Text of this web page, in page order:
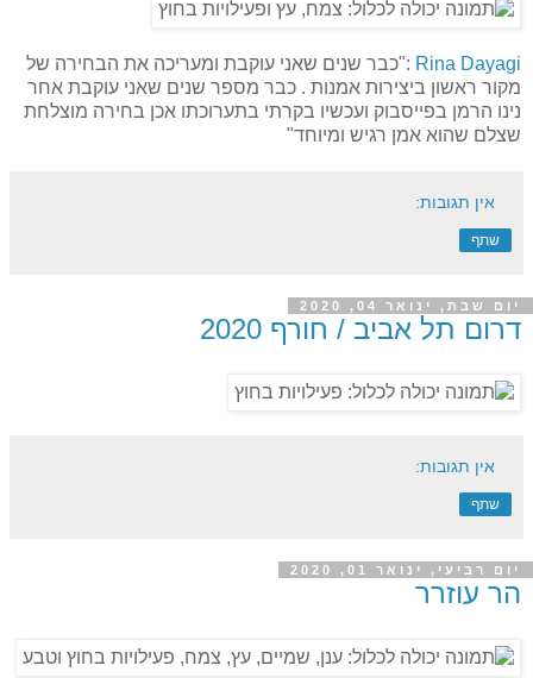
Rina Dayagi :"כבר שנים שאני עוקבת ומעריכה את הבחירה של
מקור ראשון ביצירות אמנות . כבר מספר שנים שאני עוקבת אחר
נינו הרמן בפייסבוק ועכשיו בקרתי בתערוכתו אכן בחירה מוצלחת
שצלם שהוא אמן רגיש ומיוחד"
אין תגובות:
שתף
יום שבת, ינואר 04, 2020
דרום תל אביב / חורף 2020
אין תגובות:
שתף
יום רביעי, ינואר 01, 2020
הר עוזרר